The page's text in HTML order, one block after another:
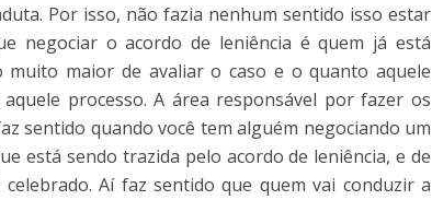
Por isso, não fazia nenhum sentido isso estar
negociar o acordo de leniência é quem já está
maior de avaliar o caso e o quanto aquele
processo. A área responsável por fazer os
sentido quando você tem alguém negociando um
está sendo trazida pelo acordo de leniência, e de
Aí faz sentido que quem vai conduzir a